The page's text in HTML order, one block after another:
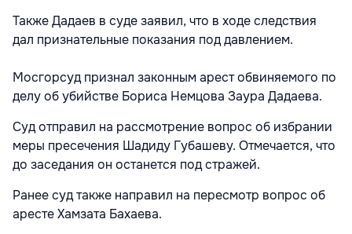
Также Дадаев в суде заявил, что в ходе следствия
дал признательные показания под давлением.
Мосгорсуд признал законным арест обвиняемого по
делу об убийстве Бориса Немцова Заура Дадаева.
Суд отправил на рассмотрение вопрос об избрании
меры пресечения Шадиду Губашеву. Отмечается, что
до заседания он останется под стражей.
Ранее суд также направил на пересмотр вопрос об
аресте Хамзата Бахаева.